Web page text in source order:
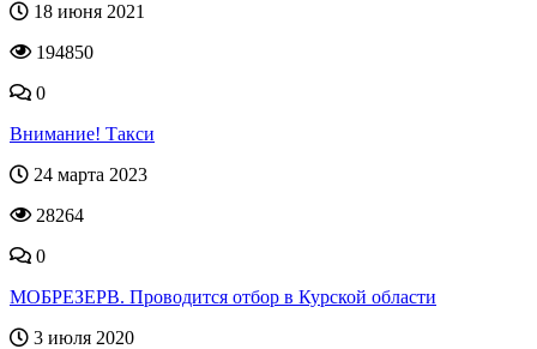
18 июня 2021
194850
0
Внимание! Такси
24 марта 2023
28264
0
МОБРЕЗЕРВ. Проводится отбор в Курской области
3 июля 2020